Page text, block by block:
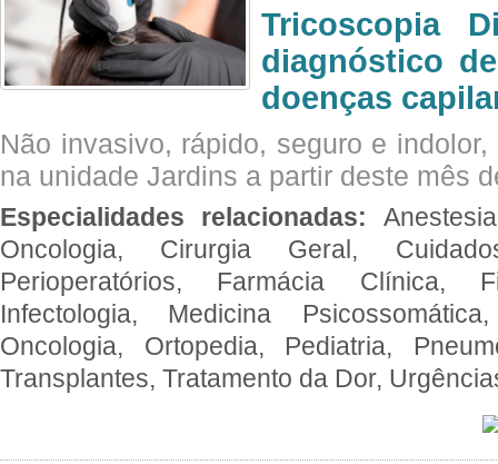
Tricoscopia
diagnóstico
doenças
Não invasivo, rápido, seguro e
na unidade Jardins a partir deste mês
Especialidades relacionadas:
Oncologia, Cirurgia Geral,
Perioperatórios, Farmácia Clínica,
Infectologia, Medicina
Oncologia, Ortopedia, Pediatria,
Transplantes, Tratamento da Dor,